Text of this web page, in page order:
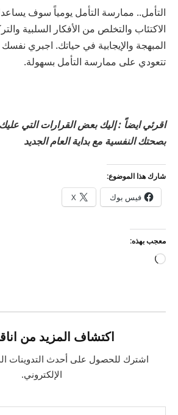
التأمل.. ممارسة التأمل يومياً سوف
الاكتئاب والتخلص من الأفكار السلبية
المبهجة والإيجابية في حياتك. اجبري
تتعودي على ممارسة التأمل بسهولة.
اقرئي ايضاً : إليك بعض القرارات التي عليك
بصحتك النفسية مع بداية العام الجديد
شارك هذا الموضوع:
فيس بوك X
معجب بهذه:
جاري
اكتشاف المزيد من
اشترك للحصول على أحدث التدوينات
الإلكتروني.
كتابة بريدك الإلكتروني...